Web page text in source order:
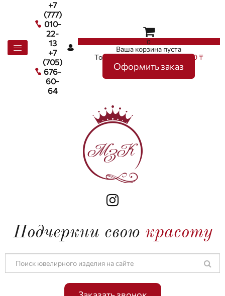
+7
(777)
010-
22-
13
+7
(705)
676-
60-
64
0
Ваша корзина пуста
Товаров в корзине
на сумму0 ₸
Оформить заказ
Подчеркни свою красоту